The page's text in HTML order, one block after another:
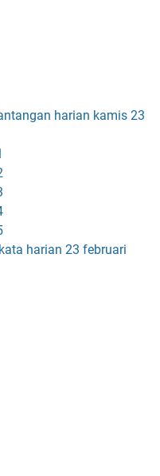
harian kamis 23
harian 23 februari